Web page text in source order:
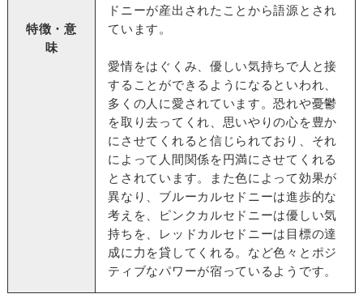
特徴・意
味
ドニーが産出されたことから語源とされ
ています。
愛情をはぐくみ、優しい気持ちで人と接
することができるようになるといわれ、
多くの人に愛されています。恐れや憂鬱
を取り去ってくれ、思いやりの心を豊か
にさせてくれると信じられており、それ
によって人間関係を円満にさせてくれる
とされています。また色によって効果が
異なり、ブルーカルセドニーは進歩的な
考えを、ピンクカルセドニーは優しい気
持ちを、レッドカルセドニーは目標の達
成に力を貸してくれる。など色々とポジ
ティブなパワーが宿っているようです。